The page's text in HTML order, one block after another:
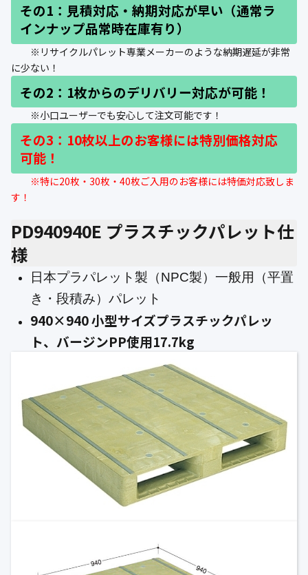
その1：見積対応・納期対応が早い（通常ラ
インナップ品常時在庫有り）
※リサイクルパレット専業メーカーのような納期遅延が非常
に少ない！
その2：1枚からのデリバリー対応が可能！
※小口ユーザーでも安心して注文可能です！
その3：10枚以上のお客様には特別価格対応
可能！
※特に20枚・30枚・40枚ご入用のお客様には特価対応致しま
す！
PD940940E プラスチックパレット仕
様
日本プラパレット製（NPC製）一般用（平置
き・段積み）パレット
940×940 小型サイズプラスチックパレッ
ト、バージンPP使用17.7kg